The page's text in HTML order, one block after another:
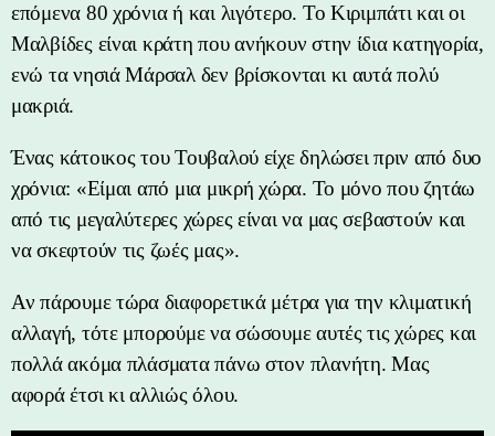
επόμενα 80 χρόνια ή και λιγότερο. Το Κιριμπάτι και οι
Μαλβίδες είναι κράτη που ανήκουν στην ίδια κατηγορία,
ενώ τα νησιά Μάρσαλ δεν βρίσκονται κι αυτά πολύ
μακριά.
Ένας κάτοικος του Τουβαλού είχε δηλώσει πριν από δυο
χρόνια: «Είμαι από μια μικρή χώρα. Το μόνο που ζητάω
από τις μεγαλύτερες χώρες είναι να μας σεβαστούν και
να σκεφτούν τις ζωές μας».
Αν πάρουμε τώρα διαφορετικά μέτρα για την κλιματική
αλλαγή, τότε μπορούμε να σώσουμε αυτές τις χώρες και
πολλά ακόμα πλάσματα πάνω στον πλανήτη. Μας
αφορά έτσι κι αλλιώς όλου.